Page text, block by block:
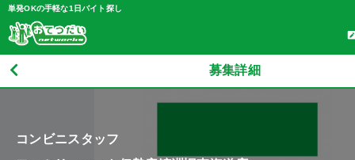
単発OKの手軽な1日バイト探し
募集詳細
コンビニスタッフ